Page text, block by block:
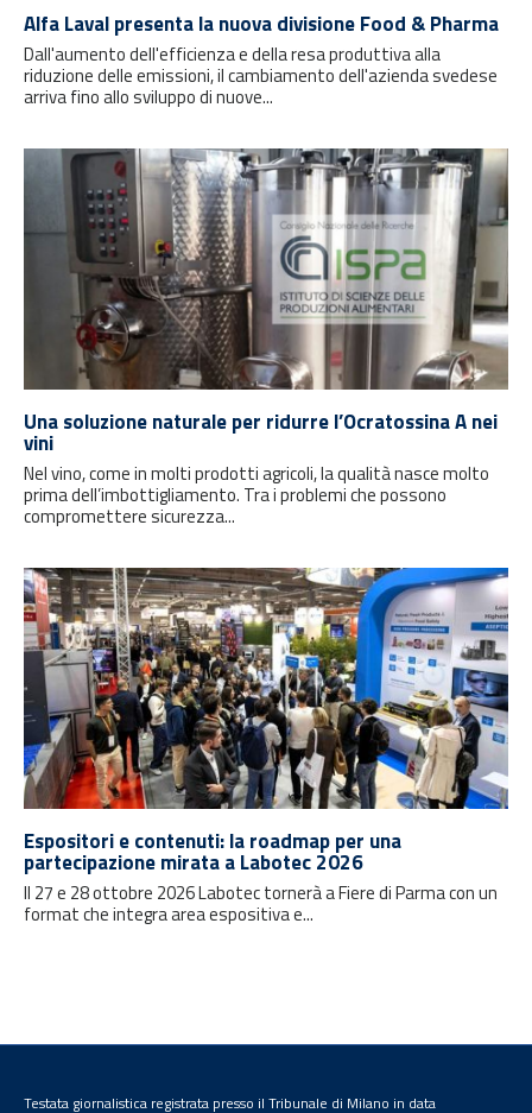
Alfa Laval presenta la nuova divisione Food & Pharma
Dall'aumento dell'efficienza e della resa produttiva alla
riduzione delle emissioni, il cambiamento dell'azienda svedese
arriva fino allo sviluppo di nuove...
Una soluzione naturale per ridurre l’Ocratossina A nei
vini
Nel vino, come in molti prodotti agricoli, la qualità nasce molto
prima dell’imbottigliamento. Tra i problemi che possono
compromettere sicurezza...
Espositori e contenuti: la roadmap per una
partecipazione mirata a Labotec 2026
Il 27 e 28 ottobre 2026 Labotec tornerà a Fiere di Parma con un
format che integra area espositiva e...
Testata giornalistica registrata presso il Tribunale di Milano in data